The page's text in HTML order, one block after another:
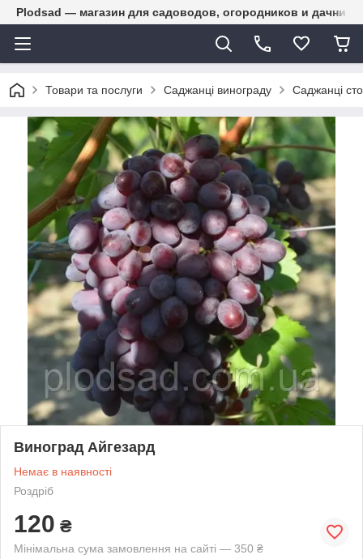
Plodsad — магазин для садоводов, огородников и
Товари та послуги Саджанці винограду Саджанці
Виноград Айгезард
Немає в наявності
Роздріб
120 ₴
Мінімальна сума замовлення на сайті — 350 ₴